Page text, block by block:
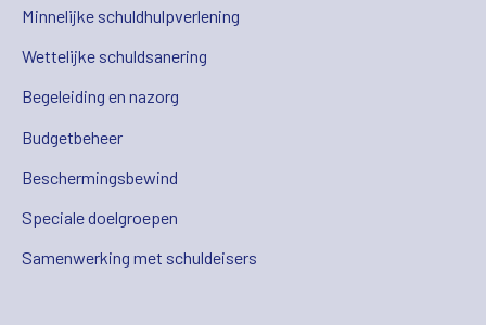
Minnelijke schuldhulpverlening
Wettelijke schuldsanering
Begeleiding en nazorg
Budgetbeheer
Beschermingsbewind
Speciale doelgroepen
Samenwerking met schuldeisers